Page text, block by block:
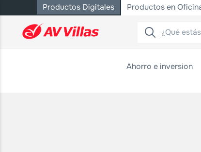
Saltar al contenido principal
Productos Digitales Productos en
Ahorro e inversion